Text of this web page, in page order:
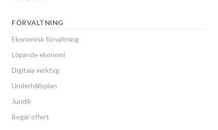
FÖRVALTNING
Ekonomisk förvaltning
Löpande ekonomi
Digitala verktyg
Underhållsplan
Juridik
Begär offert